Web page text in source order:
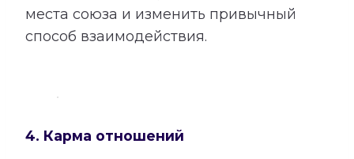
места союза и изменить привычный
способ взаимодействия.
4. Карма отношений